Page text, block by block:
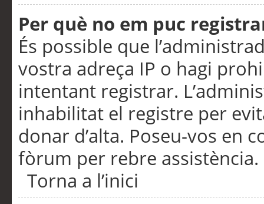
Per què no em puc
És possible que
vostra adreça IP o hagi
intentant registrar.
inhabilitat el registre per
donar d’alta. Poseu-vos en
fòrum per rebre assistència.
Torna a l’inici